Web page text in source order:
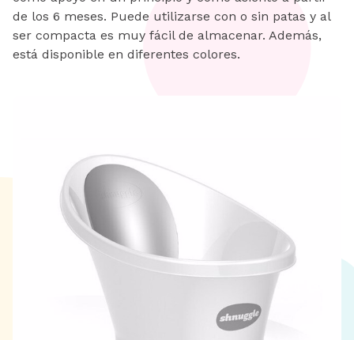
de los 6 meses. Puede utilizarse con o sin patas y al
ser compacta es muy fácil de almacenar. Además,
está disponible en diferentes colores.